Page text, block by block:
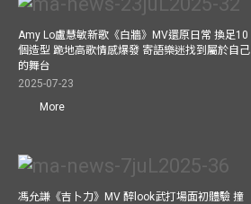
Amy Lo盧慧敏新歌《白牆》MV還原日常 換足10
個造型 跪地高歌情感爆發 寄語樂迷找到屬於自己
的舞台
2025-07-23
More
馮允謙《吉卜力》MV 醉look武打場面初體驗 撞